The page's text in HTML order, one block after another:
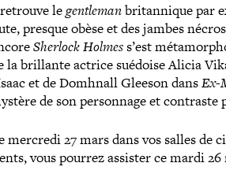
legentlemanbri­tan­nique par
presque obèse et des jambes
Sherlock Holmess’est
la brillante actrice suédoise Alicia
et de Domhnall Gleeson dansEx-​
de son per­son­nage et
mercredi 27 mars dans vos salles
vous pourrez assister ce mardi